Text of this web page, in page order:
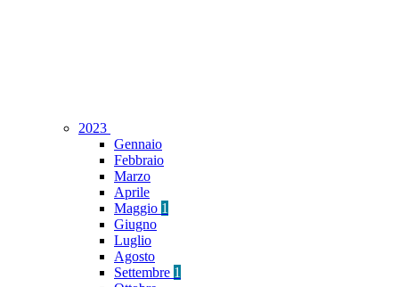
2023
Gennaio
Febbraio
Marzo
Aprile
Maggio 1
Giugno
Luglio
Agosto
Settembre 1